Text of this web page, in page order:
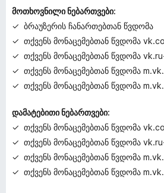
ა
მოთხოვნილი ნებართვები:
ბრაუზერის ჩანართებთან წვდომა
თქვენს მონაცემებთან წვდომა
თქვენს მონაცემებთან წვდომა
თქვენს მონაცემებთან წვდომა
თქვენს მონაცემებთან წვდომა
დამატებითი ნებართვები:
თქვენს მონაცემებთან წვდომა
თქვენს მონაცემებთან წვდომა
თქვენს მონაცემებთან წვდომა
თქვენს მონაცემებთან წვდომა